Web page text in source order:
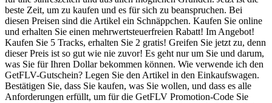
beste Zeit, um zu kaufen und es für sich zu beanspruchen. Bei
diesen Preisen sind die Artikel ein Schnäppchen. Kaufen Sie online
und erhalten Sie einen mehrwertsteuerfreien Rabatt! Im Angebot!
Kaufen Sie 5 Tracks, erhalten Sie 2 gratis! Greifen Sie jetzt zu, denn
dieser Preis ist so gut wie nie zuvor! Es geht nur um Sie und darum,
was Sie für Ihren Dollar bekommen können. Wie verwende ich den
GetFLV-Gutschein? Legen Sie den Artikel in den Einkaufswagen.
Bestätigen Sie, dass Sie kaufen, was Sie wollen, und dass es alle
Anforderungen erfüllt, um für die GetFLV Promotion-Code Sie